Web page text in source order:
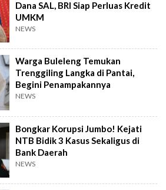
Dana SAL, BRI Siap Perluas Kredit
UMKM
NEWS
Warga Buleleng Temukan
Trenggiling Langka di Pantai,
Begini Penampakannya
NEWS
Bongkar Korupsi Jumbo! Kejati
NTB Bidik 3 Kasus Sekaligus di
Bank Daerah
NEWS